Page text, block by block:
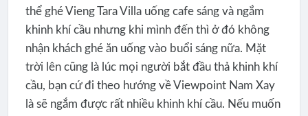
thể ghé Vieng Tara Villa uống cafe sáng và ngắm
khinh khí cầu nhưng khi mình đến thì ở đó không
nhận khách ghé ăn uống vào buổi sáng nữa. Mặt
trời lên cũng là lúc mọi người bắt đầu thả khinh khí
cầu, bạn cứ đi theo hướng về Viewpoint Nam Xay
là sẽ ngắm được rất nhiều khinh khí cầu. Nếu muốn